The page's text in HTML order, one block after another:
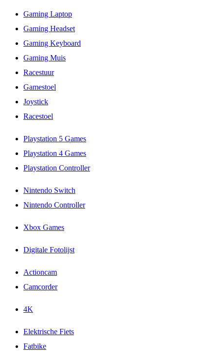
Gaming Laptop
Gaming Headset
Gaming Keyboard
Gaming Muis
Racestuur
Gamestoel
Joystick
Racestoel
Playstation 5 Games
Playstation 4 Games
Playstation Controller
Nintendo Switch
Nintendo Controller
Xbox Games
Digitale Fotolijst
Actioncam
Camcorder
4K
Elektrische Fiets
Fatbike